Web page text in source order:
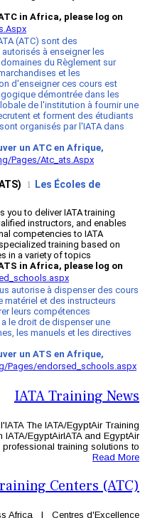
information and to find an
Training/Pages/
de formation autorisés de
de formation spécialisés
de formation IATA dans les
les voyages et le tourisme, les
dangereuses).
en fonction de l'expertise
ainsi que de la capacité
de qualité. Alors que les ATC
programmes IATA, les examens
d'informations et pour
vous à www.iata.org/
Training Schools
Accréditées IATA (ATS)
partnership with IATA
using your own materials and
to upgrade their
The ATS is entitled to deliver
standards, manuals and
information and to find an
training/Pages/
de formation avec IATA
IATA à l'aide de votre
et permet à vos élèves
aux normes IATA.
spécialisée basée sur les
d'informations et pour
vous à www.iata.org/
Training News l Nouvelles de
Programme de
have joined forces to bring
African Authorized
Centers of Excellence